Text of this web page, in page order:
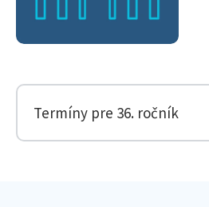
Termíny pre 36. ročník